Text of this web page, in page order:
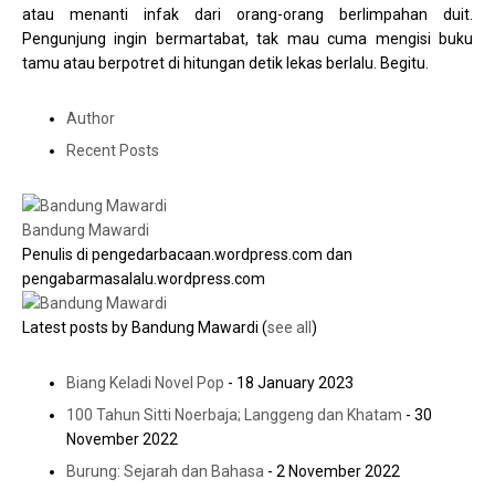
atau menanti infak dari orang-orang berlimpahan duit.
Pengunjung ingin bermartabat, tak mau cuma mengisi buku
tamu atau berpotret di hitungan detik lekas berlalu. Begitu.
Author
Recent Posts
Bandung Mawardi
Penulis di pengedarbacaan.wordpress.com dan
pengabarmasalalu.wordpress.com
Latest posts by Bandung Mawardi (see all )
Biang Keladi Novel Pop - 18 January 2023
100 Tahun Sitti Noerbaja; Langgeng dan Khatam - 30
November 2022
Burung: Sejarah dan Bahasa - 2 November 2022